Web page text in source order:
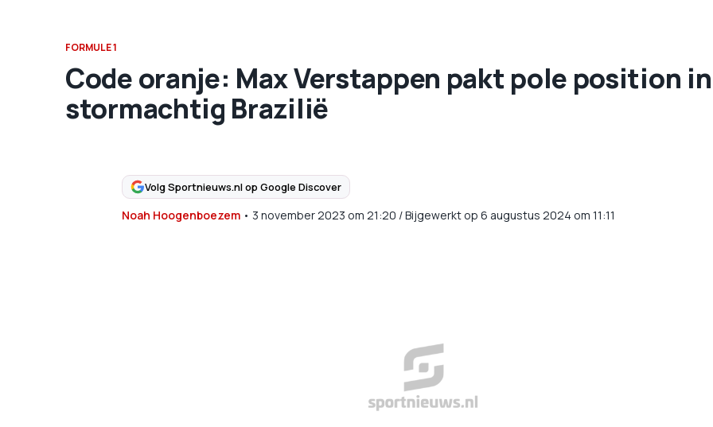
FORMULE 1
Code oranje: Max Verstappen pakt pole position in
stormachtig Brazilië
Volg Sportnieuws.nl op Google Discover
Noah Hoogenboezem• 3 november 2023 om 21:20 /Bijgewerkt op 6 augustus 2024 om 11:11